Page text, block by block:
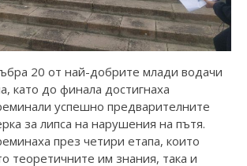
20 от най-добрите млади водачи
като до финала достигнаха
успешно предварителните
за липса на нарушения на пътя.
през четири етапа, които
теоретичните им знания, така и